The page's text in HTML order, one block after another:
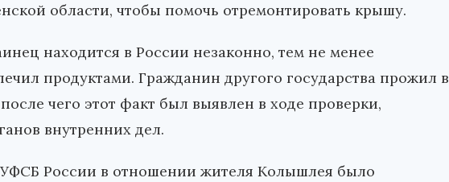
области, чтобы помочь отремонтировать крышу.
находится в России незаконно, тем не менее
продуктами. Гражданин другого государства прожил в
чего этот факт был выявлен в ходе проверки,
внутренних дел.
России в отношении жителя Колышлея было